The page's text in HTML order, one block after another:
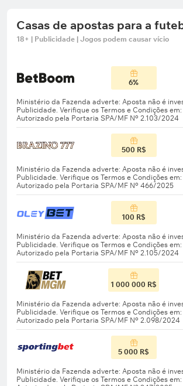
Casas de apostas para a
18+ | Publicidade | Jogos podem causar vício
6%
500 R$
100 R$
1 000 000 R$
5 000 R$